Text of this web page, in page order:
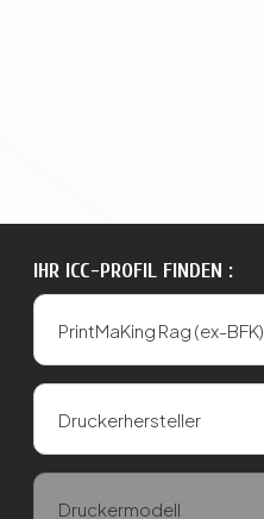
IHR ICC-PROFIL FINDEN :
PrintMaKing Rag (ex-BFK)
Druckerhersteller
Druckermodell